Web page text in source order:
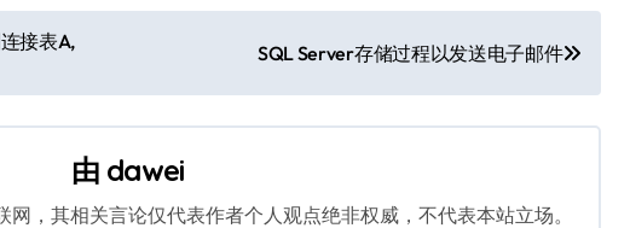
接表A,
SQL Server存储过程以发送电子邮件
由 dawei
网，其相关言论仅代表作者个人观点绝非权威，不代表本站立场。